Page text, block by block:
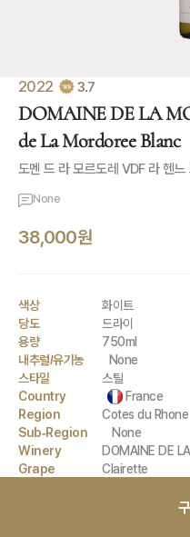
2022 3.7
DOMAINE DE LA
de La Mordoree Blanc
도멘 드 라 모르도레 VDF 라 헨느
None
38,000원
색상
화이트
당도
드라이
용량
750ml
내추럴/유기농
None
스타일
스틸
Country
France
Region
Cotes du Rhone
Sub-Region
None
Winery
DOMAINE DE
Grape
Clairette